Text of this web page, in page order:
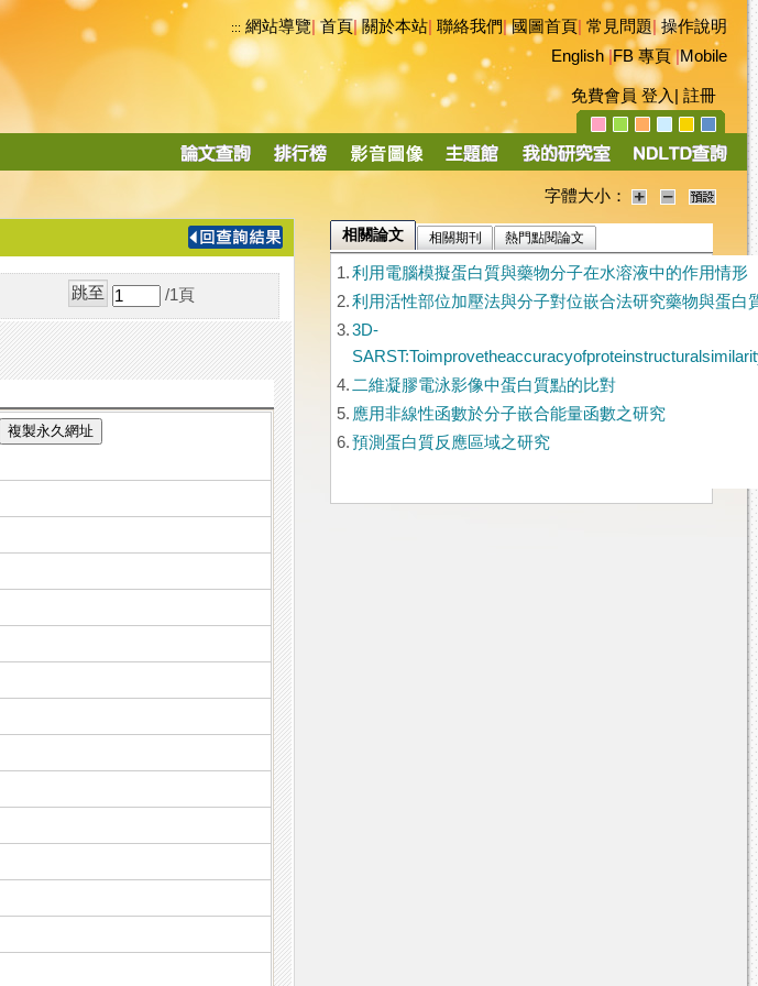
::: 網站導覽|首頁|關於本站 聯絡我們|國圖首頁 常見問題|操作說明
English|FB 專頁|Mobile
免費會員 登入 註冊
導
字體大小：
/1 頁
複製永久網址
相關論文 相關期刊 熱門點閱論文
1.利用電腦模擬蛋白質與藥物分子在水溶液中的作用情形
2.利用活性部位加壓法與分子對位嵌合法研究藥物與蛋白
3.3D-
4.二維凝膠電泳影像中蛋白質點的比對
5. 應用非線性函數於分子嵌合能量函數之研究
6.預測蛋白質反應區域之研究